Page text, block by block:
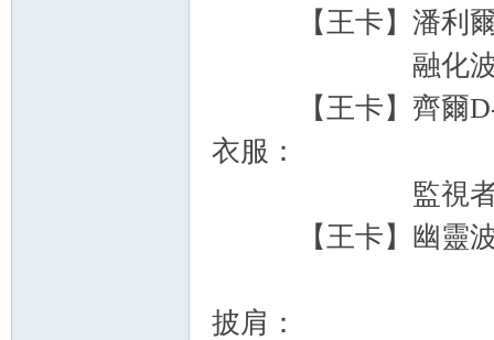
【王卡】
融化波
【王卡】齊
衣服：
監視
【王卡】幽靈
披肩：